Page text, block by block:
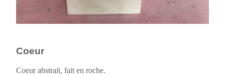
Coeur
Coeur abstrait, fait en roche.